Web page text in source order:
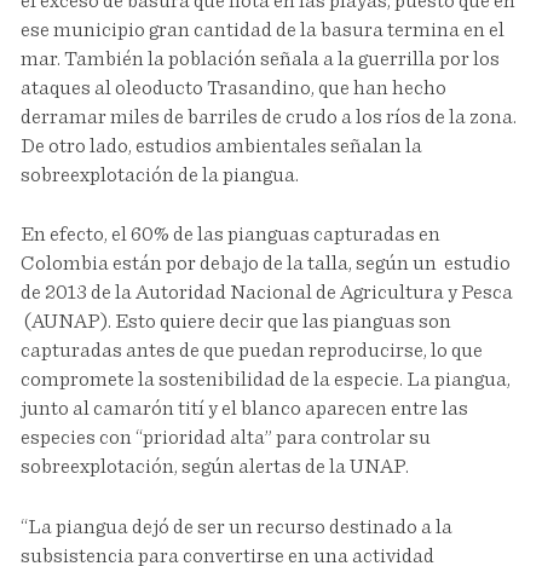
ese municipio gran cantidad de la basura termina en el
mar. También la población señala a la guerrilla por los
ataques al oleoducto Trasandino, que han hecho
derramar miles de barriles de crudo a los ríos de la zona.
De otro lado, estudios ambientales señalan la
sobreexplotación de la piangua.
En efecto, el 60% de las pianguas capturadas en
Colombia están por debajo de la talla, según un estudio
de 2013 de la Autoridad Nacional de Agricultura y Pesca
(AUNAP). Esto quiere decir que las pianguas son
capturadas antes de que puedan reproducirse, lo que
compromete la sostenibilidad de la especie. La piangua,
junto al camarón tití y el blanco aparecen entre las
especies con “prioridad alta” para controlar su
sobreexplotación, según alertas de la UNAP.
“La piangua dejó de ser un recurso destinado a la
subsistencia para convertirse en una actividad